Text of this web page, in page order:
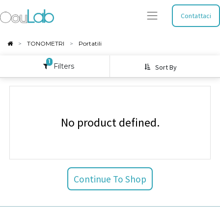
Contattaci
TONOMETRI Portatili
1
Filters Sort By
No product defined.
Continue To Shop